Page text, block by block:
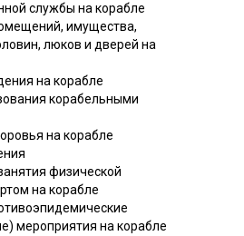
службы на корабле
имущества,
люков и дверей на
на корабле
корабельными
на корабле
физической
на корабле
мероприятия на корабле